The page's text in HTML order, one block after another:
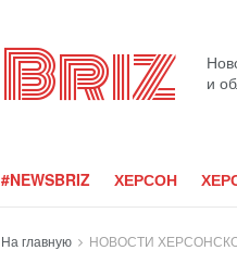
Briz
и
#NEWSBRIZ ХЕРСОН
На главную НОВОСТИ